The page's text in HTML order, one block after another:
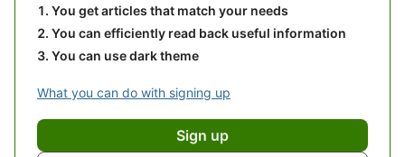
You get articles that match your needs
You can efficiently read back useful information
You can use dark theme
What you can do with signing up
Sign up